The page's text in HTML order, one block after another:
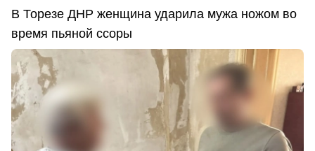
В Торезе ДНР женщина ударила мужа ножом во
время пьяной ссоры